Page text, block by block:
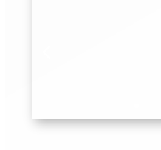
24.-30.08.2026: